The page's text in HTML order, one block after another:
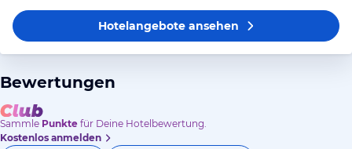
Hotelangeboteansehen
Bewertungen
Sammle Punkte für Deine Hotelbewertung.
Kostenlos anmelden